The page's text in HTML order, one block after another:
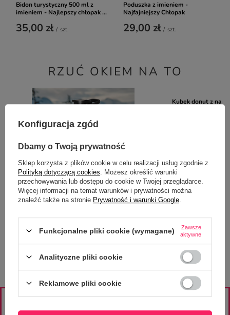
Bidon turystyczny 500 ml z
imieniem - Najlepszy chłopak ...
35,00 zł / szt.
Poduszka z imieniem -
Najfajniejszy Chłopak
29,00 zł / szt.
RZUĆ OKIEM NA TO
Bidon metalowy biały 600 ml z ustnikiem i
32,00 zł / szt.
Kubek donut z
Konfiguracja zgód
Dbamy o Twoją prywatność
Sklep korzysta z plików cookie w celu realizacji usług zgodnie z
Polityką dotyczącą cookies . Możesz określić warunki
przechowywania lub dostępu do cookie w Twojej przeglądarce.
Więcej informacji na temat warunków i prywatności można
znaleźć także na stronie Prywatność i warunki Google
Funkcjonalne pliki cookie (wymagane)
Zawsze
aktywne
Analityczne pliki cookie
Reklamowe pliki cookie